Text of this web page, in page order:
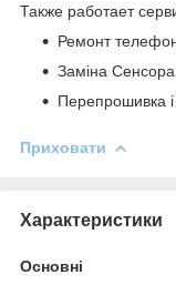
Также работает
Ремонт
Заміна
Перепрошивка і
Приховати
Характеристики
Основні